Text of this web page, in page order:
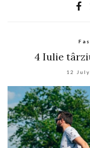
4 Iulie
12